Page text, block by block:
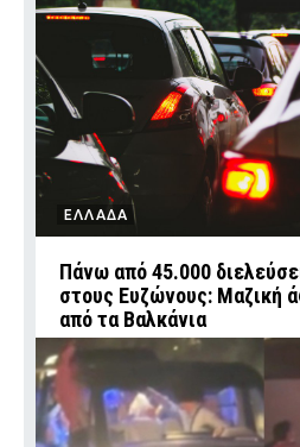
ΕΛΛΑΔΑ
Πάνω από 45.000
στους Ευζώνους: Μαζική
από τα Βαλκάνια